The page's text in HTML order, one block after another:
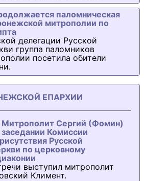
паломническая
митрополии по
делегации Русской
группа паломников
посетила обители
ЕПАРХИИ
Митрополит Сергий (Фомин)
Комиссии
Русской
по церковному
выступил митрополит
Климент.